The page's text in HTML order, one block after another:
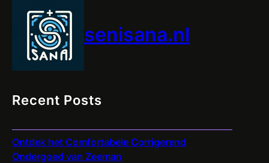
senisana.nl
Recent Posts
Ontdek het Comfortabele Corrigerend
Ondergoed van Zeeman